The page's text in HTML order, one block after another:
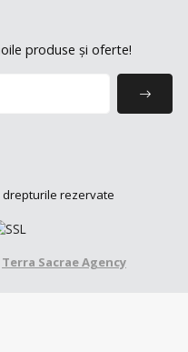
produse și oferte!
rezervate
Terra Sacrae Agency